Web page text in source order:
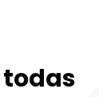
todas